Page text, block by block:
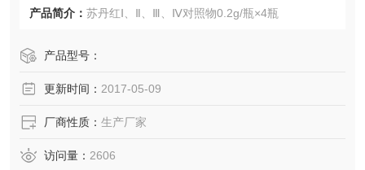
产品简介： 苏丹红Ⅰ、Ⅱ、Ⅲ、Ⅳ对照物0.2g/瓶×4瓶
产品型号：
更新时间： 2017-05-09
厂商性质： 生产厂家
访问量： 2606